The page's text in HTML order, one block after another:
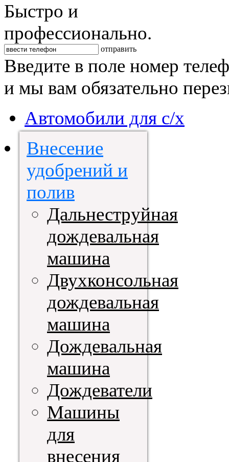
Быстро и
профессионально.
отправить
Введите в поле номер
и мы вам обязательно
Автомобили для с/х
Внесение
удобрений и
полив
Дальнеструйная
дождевальная
машина
Двухконсольная
дождевальная
машина
Дождевальная
машина
Дождеватели
Машины
для
внесения